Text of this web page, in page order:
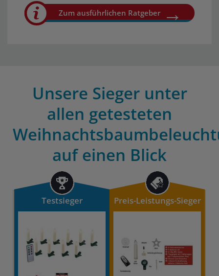
Zum ausführlichen Ratgeber
Unsere Sieger unter
allen getesteten
auf einen Blick
Testsieger Preis-Leistungs-Sieger